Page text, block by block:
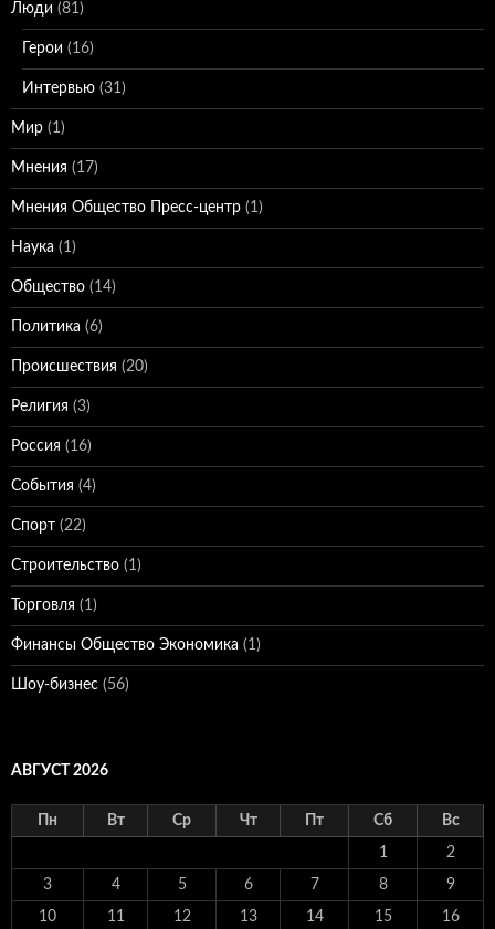
Люди (81)
Герои (16)
Интервью (31)
Мир (1)
Мнения (17)
Мнения Общество Пресс-центр (1)
Наука (1)
Общество (14)
Политика (6)
Происшествия (20)
Религия (3)
Россия (16)
События (4)
Спорт (22)
Строительство (1)
Торговля (1)
Финансы Общество Экономика (1)
Шоу-бизнес (56)
АВГУСТ 2026
Пн Вт Ср Чт Пт Сб Вс
1 2
3 4 5 6 7 8 9
10 11 12 13 14 15 16